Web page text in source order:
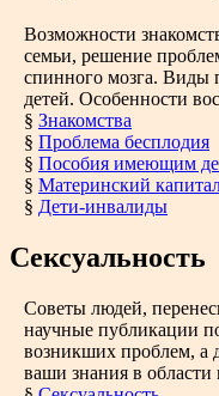
Возможности
семьи, решение
спинного мозга.
детей. Особенности
§ Знакомства
§ Проблема бесплодия
§ Пособия имеющим
§ Материнский
§ Дети-инвалиды
Сексуальность
Советы людей,
научные публикации
возникших проблем, а
ваши знания в